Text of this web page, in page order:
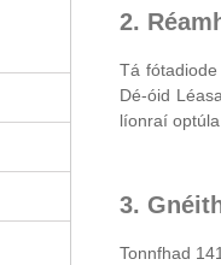
2.
Tá
Dé-óid
líonraí
3.
Tonnfhad